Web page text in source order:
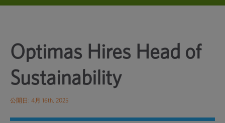
Optimas Hires Head of
Sustainability
公開日: 4月 16th, 2025